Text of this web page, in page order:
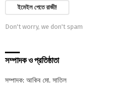
Don't worry, we don't spam
সম্পাদক ও প্রতিষ্ঠাতা
সম্পাদক: আকিব মো. সাতিল